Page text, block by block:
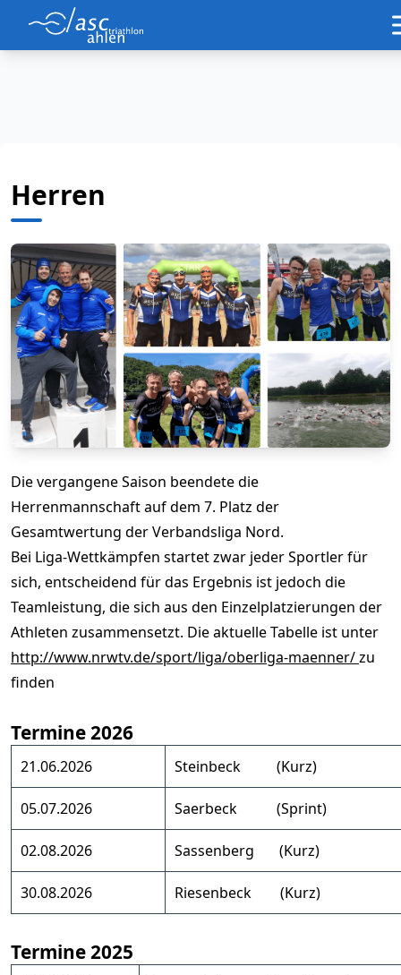
Herren
Die vergangene Saison beendete die
Herrenmannschaft auf dem 7. Platz der
Gesamtwertung der Verbandsliga Nord.
Bei Liga-Wettkämpfen startet zwar jeder Sportler für
sich, entscheidend für das Ergebnis ist jedoch die
Teamleistung, die sich aus den Einzelplatzierungen der
Athleten zusammensetzt. Die aktuelle Tabelle ist unter
http://www.nrwtv.de/sport/liga/oberliga-maenner/zu
finden
Termine 2026
21.06.2026 Steinbeck (Kurz)
05.07.2026 Saerbeck (Sprint)
02.08.2026 Sassenberg (Kurz)
30.08.2026 Riesenbeck (Kurz)
Termine 2025